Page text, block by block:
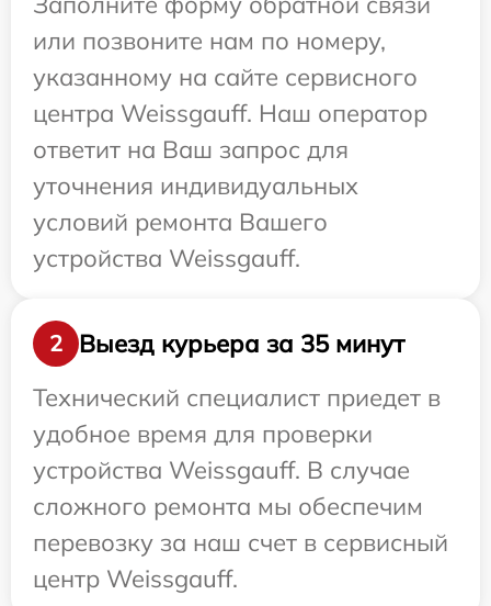
или позвоните нам по номеру,
указанному на сайте сервисного
центра Weissgauff. Наш оператор
ответит на Ваш запрос для
уточнения индивидуальных
условий ремонта Вашего
устройства Weissgauff.
2
Выезд курьера за 35 минут
Технический специалист приедет в
удобное время для проверки
устройства Weissgauff. В случае
сложного ремонта мы обеспечим
перевозку за наш счет в сервисный
центр Weissgauff.